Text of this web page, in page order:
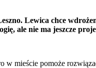
Lewica chce
ale nie ma jeszcze
mieście pomoże